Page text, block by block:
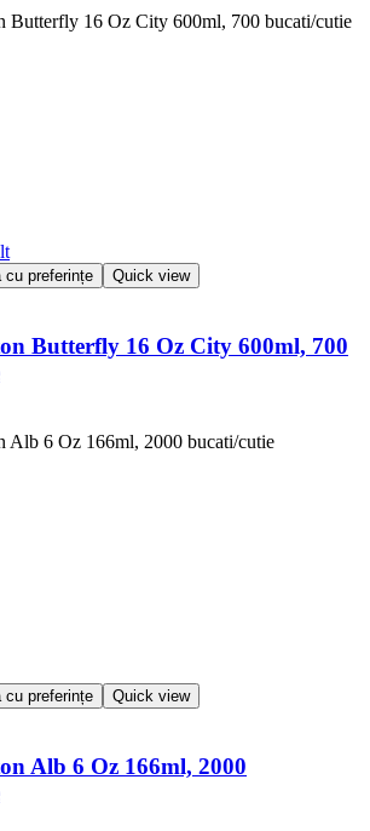
cu preferințe Quick view
Butterfly 16 Oz City 600ml, 700
cu preferințe Quick view
Alb 6 Oz 166ml, 2000